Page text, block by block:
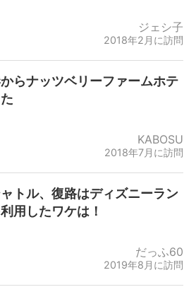
ジェシ子
2018年2月に訪問
らナッツベリーファームホテ
KABOSU
2018年7月に訪問
トル、復路はディズニーラン
用したワケは！
だっふ60
2019年8月に訪問